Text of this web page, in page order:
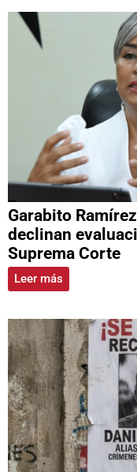
Garabito
declinan
Suprema Corte
Leer más